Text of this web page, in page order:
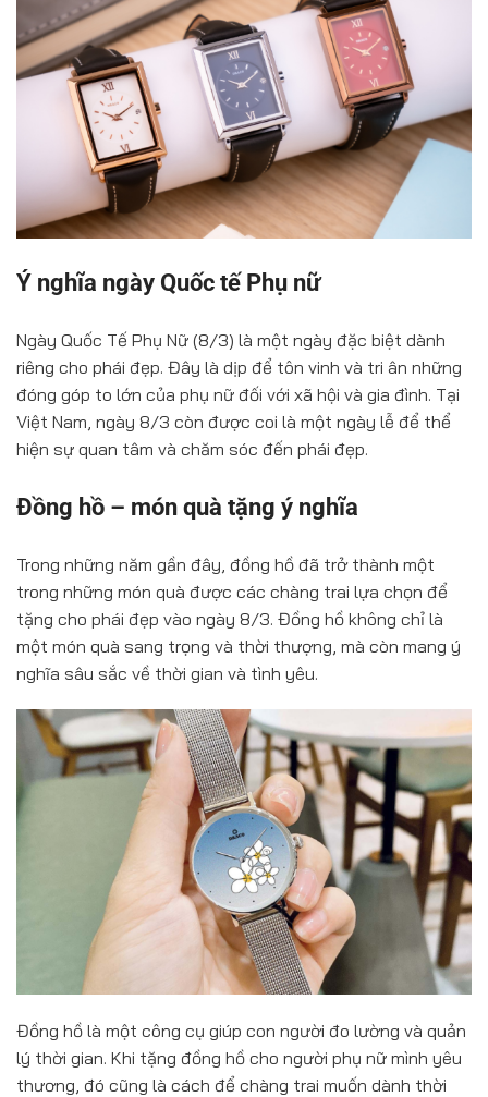
Ý nghĩa ngày Quốc tế Phụ nữ
Ngày Quốc Tế Phụ Nữ (8/3) là một ngày đặc biệt dành
riêng cho phái đẹp. Đây là dịp để tôn vinh và tri ân những
đóng góp to lớn của phụ nữ đối với xã hội và gia đình. Tại
Việt Nam, ngày 8/3 còn được coi là một ngày lễ để thể
hiện sự quan tâm và chăm sóc đến phái đẹp.
Đồng hồ – món quà tặng ý nghĩa
Trong những năm gần đây, đồng hồ đã trở thành một
trong những món quà được các chàng trai lựa chọn để
tặng cho phái đẹp vào ngày 8/3. Đồng hồ không chỉ là
một món quà sang trọng và thời thượng, mà còn mang ý
nghĩa sâu sắc về thời gian và tình yêu.
Đồng hồ là một công cụ giúp con người đo lường và quản
lý thời gian. Khi tặng đồng hồ cho người phụ nữ mình yêu
thương, đó cũng là cách để chàng trai muốn dành thời